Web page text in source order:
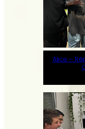
Alice –